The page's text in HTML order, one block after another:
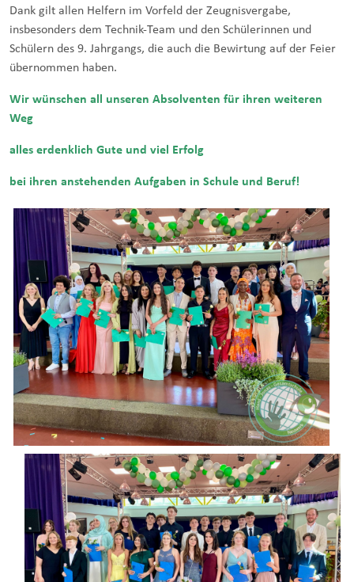
Dank gilt allen Helfern im Vorfeld der Zeugnisvergabe,
insbesonders dem Technik-Team und den Schülerinnen und
Schülern des 9. Jahrgangs, die auch die Bewirtung auf der Feier
übernommen haben.
Wir wünschen all unseren Absolventen für ihren weiteren
Weg
alles erdenklich Gute und viel Erfolg
bei ihren anstehenden Aufgaben in Schule und Beruf!